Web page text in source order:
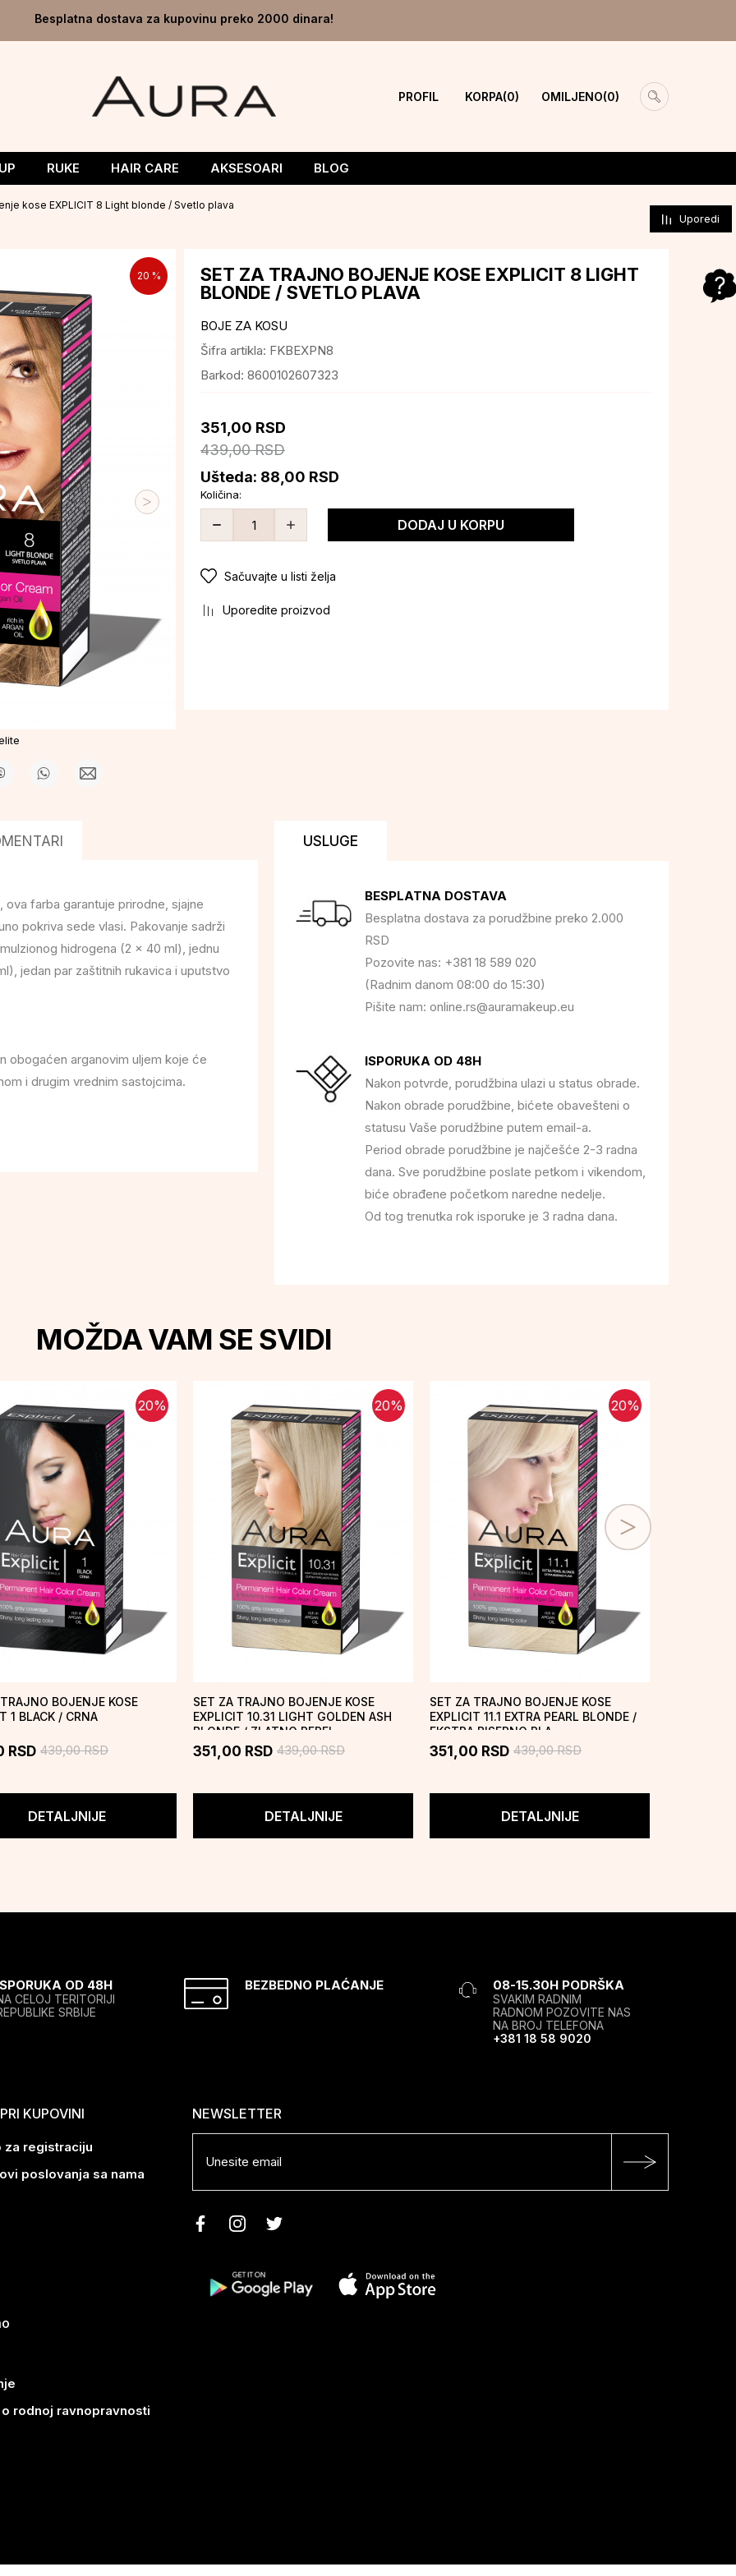
Besplatna dostava za kupovinu preko 2000 dinara!
PROFIL KORPA 0 0
OMILJENO
RUKE HAIR CARE AKSESOARI BLOG
kose EXPLICIT 8 Light blonde / Svetlo plava
20 %
SET ZA TRAJNO BOJENJE KOSE EXPLICIT 8 LIGHT
BLONDE / SVETLO PLAVA
BOJE ZA KOSU
Šifra artikla: FKBEXPN8
Barkod: 8600102607323
439,00 RSD
351,00 RSD
Ušteda: 88,00 RSD
Količina:
DODAJ U KORPU
Sačuvajte u listi želja
Uporedite proizvod
Uporedi
farba garantuje prirodne, sjajne
pokriva sede vlasi. Pakovanje sadrži
hidrogena (2 x 40 ml), jednu
jedan par zaštitnih rukavica i uputstvo
obogaćen arganovim uljem koje će
i drugim vrednim sastojcima.
USLUGE
BESPLATNA DOSTAVA
Besplatna dostava za porudžbine preko 2.000
RSD
Pozovite nas: +381 18 589 020
(Radnim danom 08:00 do 15:30)
Pišite nam: online.rs@auramakeup.eu
ISPORUKA OD 48H
Nakon potvrde, porudžbina ulazi u status obrade.
Nakon obrade porudžbine, bićete obavešteni o
statusu Vaše porudžbine putem email-a.
Period obrade porudžbine je najčešće 2-3 radna
dana. Sve porudžbine poslate petkom i vikendom,
biće obrađene početkom naredne nedelje.
Od tog trenutka rok isporuke je 3 radna dana.
MOŽDA VAM SE SVIDI
20%
BOJENJE KOSE
1 BLACK / CRNA
DETALJNIJE
RSD 439,00RSD
20%
SET ZA TRAJNO BOJENJE KOSE
EXPLICIT 10.31 LIGHT GOLDEN ASH
BLONDE / ZLATNO PEPEL...
DETALJNIJE
351,00 RSD 439,00RSD
20%
SET ZA TRAJNO BOJENJE KOSE
EXPLICIT 11.1 EXTRA PEARL BLONDE /
EKSTRA BISERNO PLA...
DETALJNIJE
351,00 RSD 439,00RSD
OD 48H
CELOJ TERITORIJI
SRBIJE
BEZBEDNO PLAĆANJE 08-15.30H PODRŠKA
SVAKIM RADNIM
RADNOM POZOVITE NAS
NA BROJ TELEFONA
+381 18 58 9020
KUPOVINI
za registraciju
poslovanja sa nama
rodnoj ravnopravnosti
NEWSLETTER